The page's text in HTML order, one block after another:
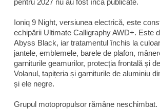
pentru 2027 nu au fost încă publicate.
Ioniq 9 Night, versiunea electrică, este
echipării Ultimate Calligraphy AWD+. Este
Abyss Black, iar tratamentul închis la
jantele, emblemele, barele de plafon,
garniturile geamurilor, protecția frontală și
Volanul, tapițeria și garniturile de aluminiu
și ele negre.
Grupul motopropulsor rămâne neschimbat.